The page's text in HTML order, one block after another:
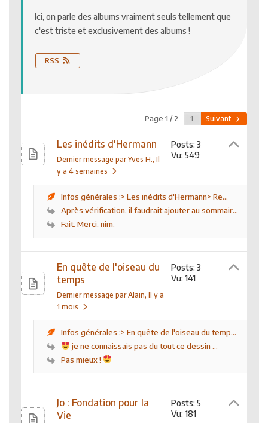
Ici, on parle des albums vraiment seuls tellement que
c'est triste et exclusivement des albums !
RSS
Page 1 / 2 Suivant
Les inédits d'Hermann
Dernier message par Yves H., Il
y a 4 semaines
Posts: 3
Vu: 549
Infos générales :> Les inédits d'Hermann> Re...
Après vérification, il faudrait ajouter au sommair...
Fait. Merci, nim.
En quête de l'oiseau du
temps
Dernier message par Alain, Il y a
1 mois
Posts: 3
Vu: 141
Infos générales :> En quête de l'oiseau du temp...
je ne connaissais pas du tout ce dessin ...
Pas mieux !
Jo : Fondation pour la
Vie
Posts: 5
Vu: 181